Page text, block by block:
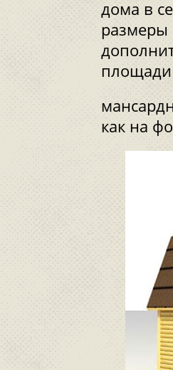
дома в
размеры
площади
как на